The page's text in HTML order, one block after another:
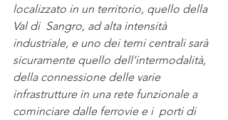
localizzato in un territorio, quello della
Val di  Sangro, ad alta intensità
industriale, e uno dei temi centrali sarà
sicuramente quello dell’intermodalità,
della connessione delle varie
infrastrutture in una rete funzionale a
cominciare dalle ferrovie e i  porti di